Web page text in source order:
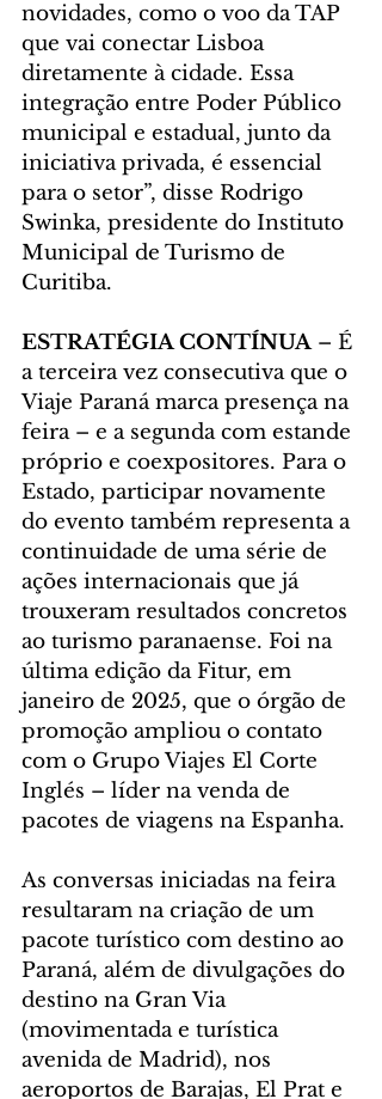
novidades, como o voo da TAP
que vai conectar Lisboa
diretamente à cidade. Essa
integração entre Poder Público
municipal e estadual, junto da
iniciativa privada, é essencial
para o setor”, disse Rodrigo
Swinka, presidente do Instituto
Municipal de Turismo de
Curitiba.
ESTRATÉGIA CONTÍNUA – É
a terceira vez consecutiva que o
Viaje Paraná marca presença na
feira – e a segunda com estande
próprio e coexpositores. Para o
Estado, participar novamente
do evento também representa a
continuidade de uma série de
ações internacionais que já
trouxeram resultados concretos
ao turismo paranaense. Foi na
última edição da Fitur, em
janeiro de 2025, que o órgão de
promoção ampliou o contato
com o Grupo Viajes El Corte
Inglés – líder na venda de
pacotes de viagens na Espanha.
As conversas iniciadas na feira
resultaram na criação de um
pacote turístico com destino ao
Paraná, além de divulgações do
destino na Gran Via
(movimentada e turística
avenida de Madrid), nos
aeroportos de Barajas, El Prat e